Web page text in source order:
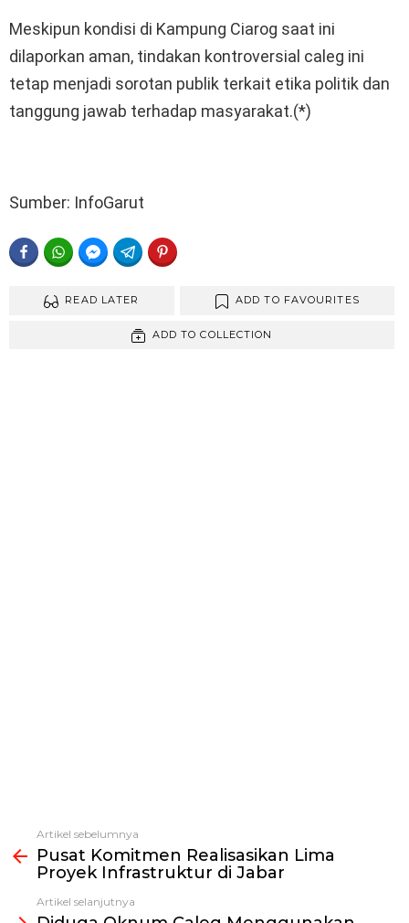
Meskipun kondisi di Kampung Ciarog saat ini
dilaporkan aman, tindakan kontroversial caleg ini
tetap menjadi sorotan publik terkait etika politik dan
tanggung jawab terhadap masyarakat.(*)
Sumber: InfoGarut
FACEBOOKWHATSAPPFACEBOOK MESSENGER
TELEGRAM
READ LATER ADD TO FAVOURITES
ADD TO COLLECTION
Lihat
selengkapnya
Artikel sebelumnya
Pusat Komitmen Realisasikan Lima
Proyek Infrastruktur di Jabar
Artikel selanjutnya